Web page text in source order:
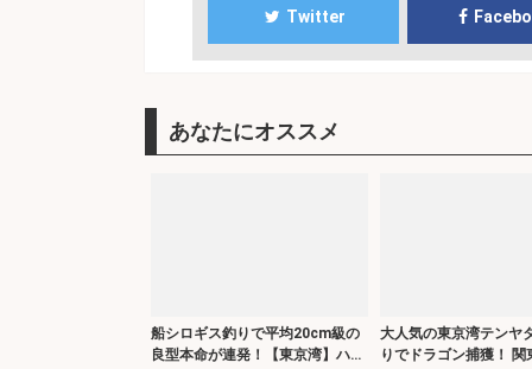
Twitter
あなたにオススメ
船シロギス釣りで平均20cm級の
良型本命が連発！【東京湾】ハイ
大人気の東京湾テンヤ
りでドラゴン捕獲！ 関